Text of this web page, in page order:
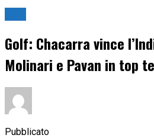
Golf: Chacarra vince
Molinari e Pavan in top
Pubblicato